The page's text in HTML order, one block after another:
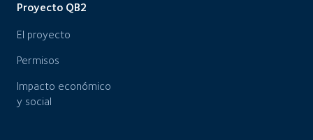
Proyecto QB2
El proyecto
Permisos
Impacto económico
y social